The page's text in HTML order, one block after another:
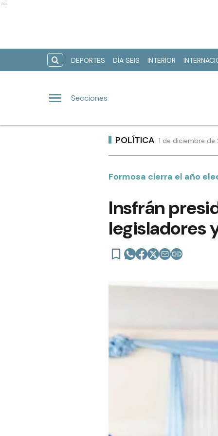
Ads
DEPORTES DÍA SEIS INTERIOR
Secciones
POLÍTICA 1 de diciembre
Formosa cierra el año
Insfrán
legisladores